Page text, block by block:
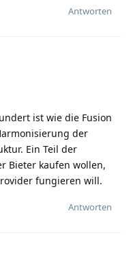
Antworten
ist wie die Fusion
der
Ein Teil der
Bieter kaufen wollen,
fungieren will.
Antworten